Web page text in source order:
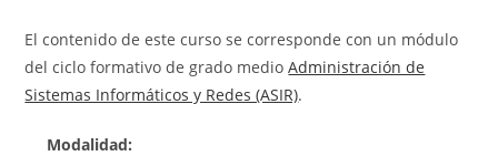
El contenido de este curso se corresponde con un módulo
del ciclo formativo de grado medioAdministración de
Sistemas Informáticos y Redes (ASIR).
Modalidad: